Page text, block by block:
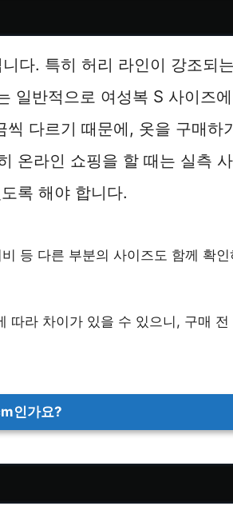
다. 특히 허리 라인이 강조되
일반적으로 여성복 S 사이즈
다르기 때문에, 옷을 구매하
온라인 쇼핑을 할 때는 실측
록 해야 합니다.
등 다른 부분의 사이즈도 함께 확인
따라 차이가 있을 수 있으니, 구매 전
인가요?